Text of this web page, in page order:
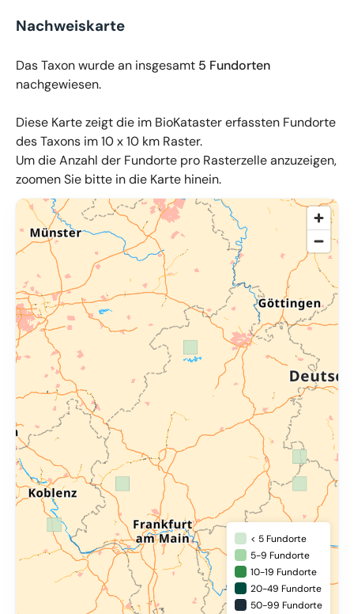
Nachweiskarte
Das Taxon wurde an insgesamt 5 Fundorten
nachgewiesen.
Diese Karte zeigt die im BioKataster erfassten Fundorte
des Taxons im 10 x 10 km Raster.
Um die Anzahl der Fundorte pro Rasterzelle anzuzeigen,
zoomen Sie bitte in die Karte hinein.
© OpenMapTiles, OpenStreetMap,34u GmbH
< 5 Fundorte
5-9 Fundorte
10-19 Fundorte
20-49 Fundorte
50-99 Fundorte